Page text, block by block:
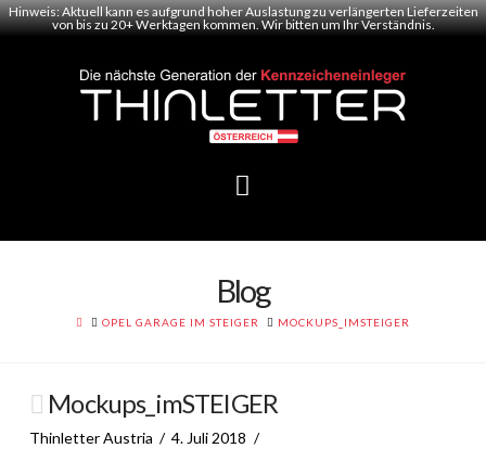
Hinweis: Aktuell kann es aufgrund hoher Auslastung zu verlängerten Lieferzeiten
von bis zu 20+ Werktagen kommen. Wir bitten um Ihr Verständnis.
Blog
HOME
OPEL GARAGE IM STEIGER MOCKUPS_IMSTEIGER
Mockups_imSTEIGER
Thinletter Austria 4. Juli 2018